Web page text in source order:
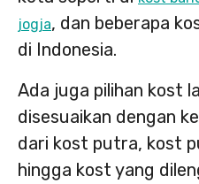
jogja, dan beberapa
di Indonesia.
Ada juga pilihan kost
disesuaikan dengan
dari kost putra, kost
hingga kost yang